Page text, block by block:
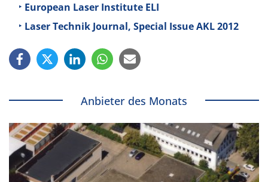
European Laser Institute ELI
Laser Technik Journal, Special Issue AKL 2012
Anbieter des Monats